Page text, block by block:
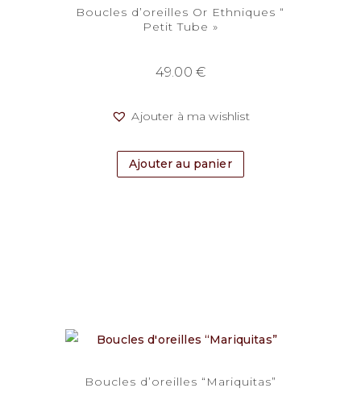
Boucles d’oreilles Or Ethniques “
Petit Tube »
49.00 €
Ajouter à ma wishlist
Ajouter au panier
Boucles d’oreilles “Mariquitas”